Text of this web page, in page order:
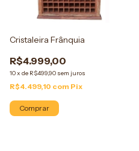
Cristaleira Frânquia
R$4.999,00
10x de R$499,90 sem juros
R$4.499,10 com Pix
Comprar